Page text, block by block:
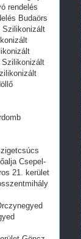
rendelés
Budaörs
Szilikonizált
Szilikonizált
Csepel-
21. kerület